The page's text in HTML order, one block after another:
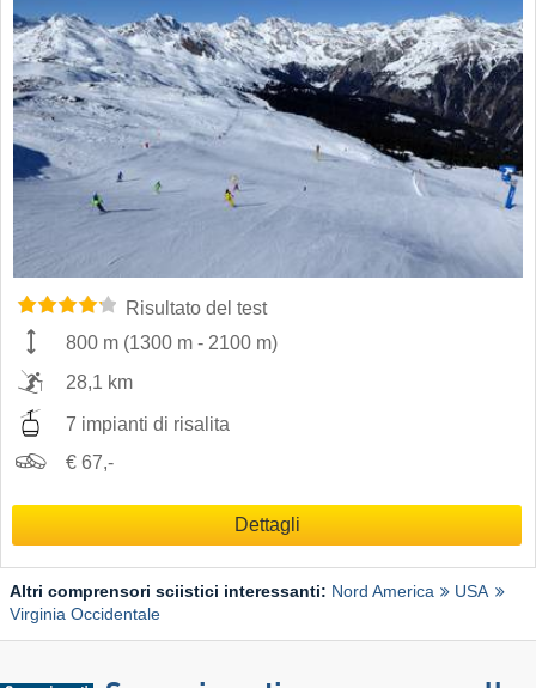
Risultato del test
800 m (1300 m - 2100 m)
28,1 km
7 impianti di risalita
€ 67,-
Dettagli
Altri comprensori sciistici interessanti: Nord America
USA
Virginia Occidentale